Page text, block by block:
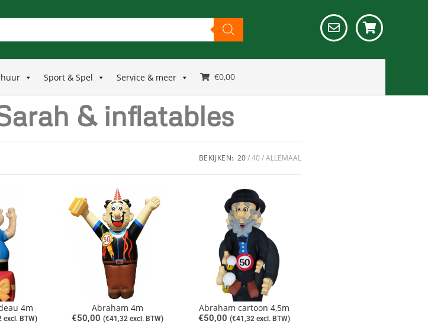
Sport & Spel Service & meer €0,00
& inflatables
BEKIJKEN: 20 40 ALLEMAAL
4m
excl. BTW)
Abraham 4m
€50,00 (€41,32 excl. BTW)
Abraham cartoon 4,5m
€50,00 (€41,32 excl. BTW)